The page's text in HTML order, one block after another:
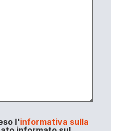
l'informativa sulla